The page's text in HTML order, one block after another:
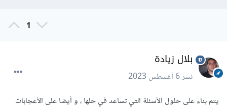
1
بلال زيادة
نشر6 أغسطس 2023
يتم بناء على حلول الأسئلة التي تساعد في حلها ، و أيضا على الأعجابات